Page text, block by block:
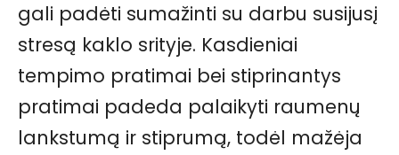
gali padėti sumažinti su darbu susijusį
stresą kaklo srityje. Kasdieniai
tempimo pratimai bei stiprinantys
pratimai padeda palaikyti raumenų
lankstumą ir stiprumą, todėl mažėja